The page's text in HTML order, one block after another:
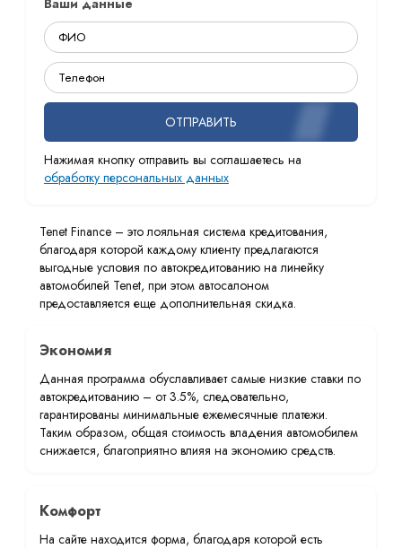
Ваши данные
ОТПРАВИТЬ
Нажимая кнопку отправить вы соглашаетесь на
обработку персональных данных
Tenet Finance – это лояльная система кредитования,
благодаря которой каждому клиенту предлагаются
выгодные условия по автокредитованию на линейку
автомобилей Tenet, при этом автосалоном
предоставляется еще дополнительная скидка.
Экономия
Данная программа обуславливает самые низкие ставки по
автокредитованию – от 3.5%, следовательно,
гарантированы минимальные ежемесячные платежи.
Таким образом, общая стоимость владения автомобилем
снижается, благоприятно влияя на экономию средств.
Комфорт
На сайте находится форма, благодаря которой есть